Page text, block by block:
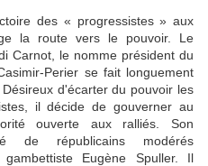
des « progressistes » aux
la route vers le pouvoir. Le
Carnot, le nomme président du
Perier se fait longuement
d'écarter du pouvoir les
il décide de gouverner au
ouverte aux ralliés. Son
de républicains modérés
Eugène Spuller. Il